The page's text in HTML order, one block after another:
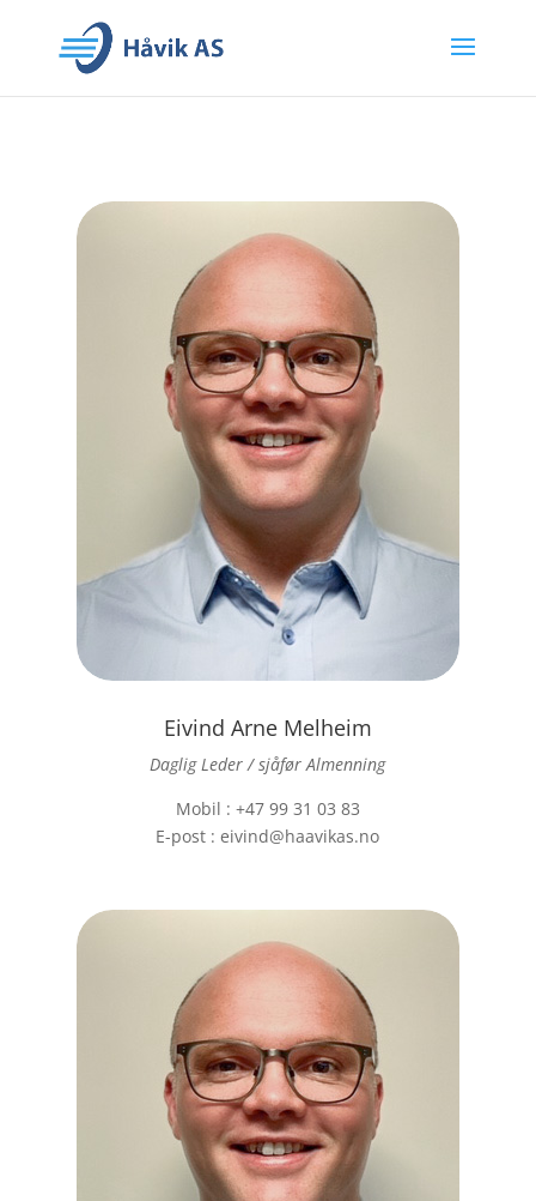
Eivind Arne Melheim
Daglig Leder / sjåfør Almenning
Mobil : +47 99 31 03 83
E-post : eivind@haavikas.no